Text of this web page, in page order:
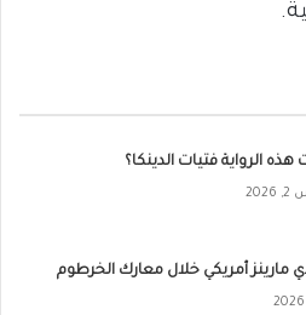
الرواية فتيات الدينكا؟
مارينز أمريكي خلال معارك الخرطوم